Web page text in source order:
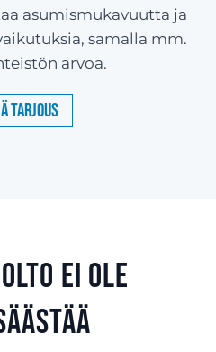
asumismukavuutta ja
samalla mm.
arvoa.
tarjous
ei ole